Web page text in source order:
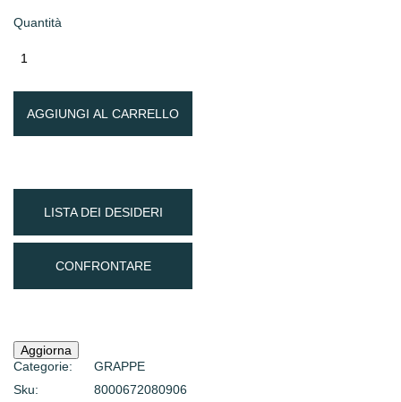
Quantità
AGGIUNGI AL CARRELLO
LISTA DEI DESIDERI
CONFRONTARE
Categorie:
GRAPPE
Sku:
8000672080906